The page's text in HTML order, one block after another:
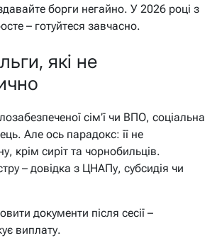
борги негайно. У 2026 році з
– готуйтеся завчасно.
які не
сім’ї чи ВПО, соціальна
Але ось парадокс: її не
крім сиріт та чорнобильців.
– довідка з ЦНАПу, субсидія чи
документи після сесії –
виплату.